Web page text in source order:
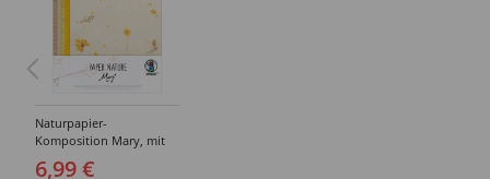
Naturpapier-
Komposition Mary, mit
getrockneten Blüten, 23 x
33 cm, 10 Blatt sortiert
6,99 €